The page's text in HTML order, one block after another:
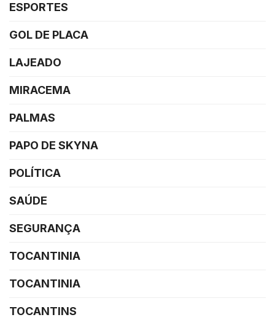
ESPORTES
GOL DE PLACA
LAJEADO
MIRACEMA
PALMAS
PAPO DE SKYNA
POLÍTICA
SAÚDE
SEGURANÇA
TOCANTINIA
TOCANTINIA
TOCANTINS